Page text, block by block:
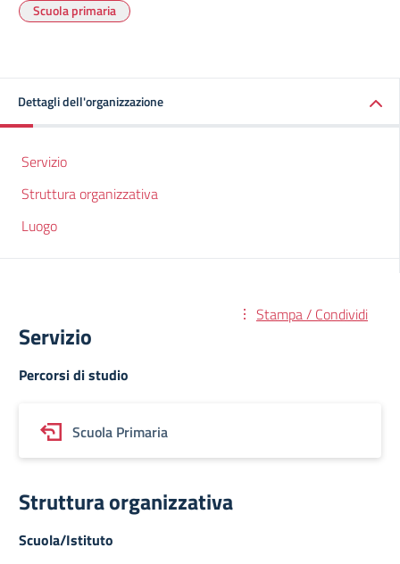
Scuola primaria
Dettagli dell'organizzazione
Servizio
Struttura organizzativa
Luogo
Stampa / Condividi
Servizio
Percorsi di studio
Scuola Primaria
Struttura organizzativa
Scuola/Istituto